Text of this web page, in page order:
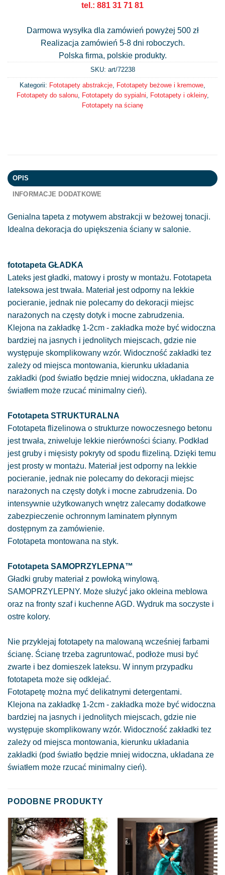
tel.: 881 31 71 81
Darmowa wysyłka dla zamówień powyżej 500 zł
Realizacja zamówień 5-8 dni roboczych.
Polska firma, polskie produkty.
SKU: art/72238
Kategorii: Fototapety abstrakcje Fototapety beżowe i kremowe
Fototapety do salonu, Fototapety do sypialni Fototapety i okleiny,
Fototapety na ścianę
OPIS
INFORMACJE DODATKOWE
Genialna tapeta z motywem abstrakcji w beżowej tonacji.
Idealna dekoracja do upiększenia ściany w salonie.
fototapeta GŁADKA
Lateks jest gładki, matowy i prosty w montażu. Fototapeta
lateksowa jest trwała. Materiał jest odporny na lekkie
pocieranie, jednak nie polecamy do dekoracji miejsc
narażonych na częsty dotyk i mocne zabrudzenia.
Klejona na zakładkę 1-2cm - zakładka może być widoczna
bardziej na jasnych i jednolitych miejscach, gdzie nie
występuje skomplikowany wzór. Widoczność zakładki tez
zależy od miejsca montowania, kierunku układania
zakładki (pod światło będzie mniej widoczna, układana ze
światłem może rzucać minimalny cień).
Fototapeta STRUKTURALNA
Fototapeta flizelinowa o strukturze nowoczesnego betonu
jest trwała, zniweluje lekkie nierówności ściany. Podkład
jest gruby i mięsisty pokryty od spodu flizeliną. Dzięki temu
jest prosty w montażu. Materiał jest odporny na lekkie
pocieranie, jednak nie polecamy do dekoracji miejsc
narażonych na częsty dotyk i mocne zabrudzenia. Do
intensywnie użytkowanych wnętrz zalecamy dodatkowe
zabezpieczenie ochronnym laminatem płynnym
dostępnym za zamówienie.
Fototapeta montowana na styk.
Fototapeta SAMOPRZYLEPNA™
Gładki gruby materiał z powłoką winylową.
SAMOPRZYLEPNY. Może służyć jako okleina meblowa
oraz na fronty szaf i kuchenne AGD. Wydruk ma soczyste i
ostre kolory.
Nie przyklejaj fototapety na malowaną wcześniej farbami
ścianę. Ścianę trzeba zagruntować, podłoże musi być
zwarte i bez domieszek lateksu. W innym przypadku
fototapeta może się odklejać.
Fototapetę można myć delikatnymi detergentami.
Klejona na zakładkę 1-2cm - zakładka może być widoczna
bardziej na jasnych i jednolitych miejscach, gdzie nie
występuje skomplikowany wzór. Widoczność zakładki tez
zależy od miejsca montowania, kierunku układania
zakładki (pod światło będzie mniej widoczna, układana ze
światłem może rzucać minimalny cień).
PODOBNE PRODUKTY